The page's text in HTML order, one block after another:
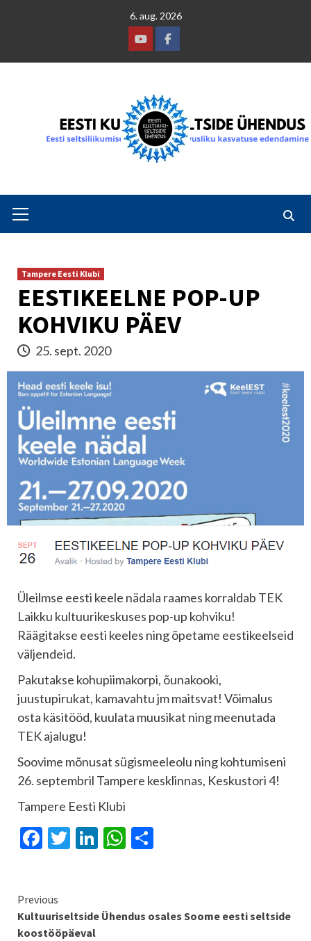
6. aug. 2026
YoutubeFacebook
Menu
Tampere Eesti Klubi
EESTIKEELNE POP-UP
KOHVIKU PÄEV
25. sept. 2020
Üleilmse eesti keele nädala raames korraldab TEK
Laikku kultuurikeskuses pop-up kohviku!
Räägitakse eesti keeles ning õpetame eestikeelseid
väljendeid.
Pakutakse kohupiimakorpi, õunakooki,
juustupirukat, kamavahtu jm maitsvat! Võimalus
osta käsitööd, kuulata muusikat ning meenutada
TEK ajalugu!
Soovime mõnusat sügismeeleolu ning kohtumiseni
26. septembril Tampere kesklinnas, Keskustori 4!
Tampere Eesti Klubi
Facebook
Twitter
LinkedIn
WhatsApp
Continue
Reading
Previous
Kultuuriseltside Ühendus osales Soome eesti seltside
koostööpäeval